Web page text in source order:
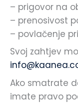
– prigovor na
– prenosivost
– povlačenje
Svoj zahtjev
Ako smatrate
imate pravo